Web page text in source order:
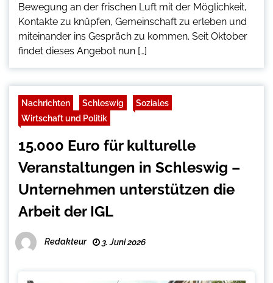
Bewegung an der frischen Luft mit der Möglichkeit,
Kontakte zu knüpfen, Gemeinschaft zu erleben und
miteinander ins Gespräch zu kommen. Seit Oktober
findet dieses Angebot nun […]
Nachrichten Schleswig
Soziales
Wirtschaft und Politik
15.000 Euro für kulturelle
Veranstaltungen in Schleswig –
Unternehmen unterstützen die
Arbeit der IGL
Redakteur 3. Juni 2026